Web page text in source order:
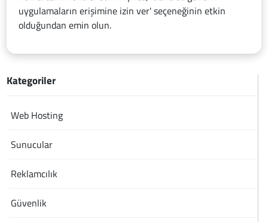
uygulamaların erişimine izin ver' seçeneğinin etkin
olduğundan emin olun.
Kategoriler
Web Hosting
Sunucular
Reklamcılık
Güvenlik